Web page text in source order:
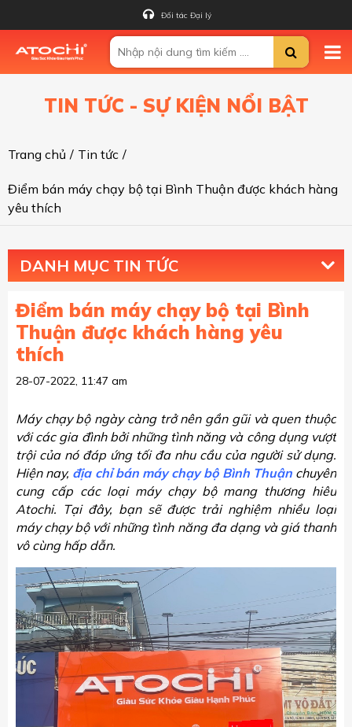
Đối tác Đại lý
TIN TỨC - SỰ KIỆN NỔI BẬT
Trang chủ / Tin tức /
Điểm bán máy chạy bộ tại Bình Thuận được khách hàng
yêu thích
DANH MỤC TIN TỨC
Điểm bán máy chạy bộ tại Bình
Thuận được khách hàng yêu
thích
28-07-2022, 11:47 am
Máy chạy bộ ngày càng trở nên gần gũi và quen thuộc
với các gia đình bởi những tình năng và công dụng vượt
trội của nó đáp ứng tối đa nhu cầu của người sử dụng.
Hiện nay, địa chỉ bán máy chạy bộ Bình Thuậnchuyên
cung cấp các loại máy chạy bộ mang thương hiêu
Atochi. Tại đây, bạn sẽ được trải nghiệm nhiều loại
máy chạy bộ với những tình năng đa dạng và giá thanh
vô cùng hấp dẫn.